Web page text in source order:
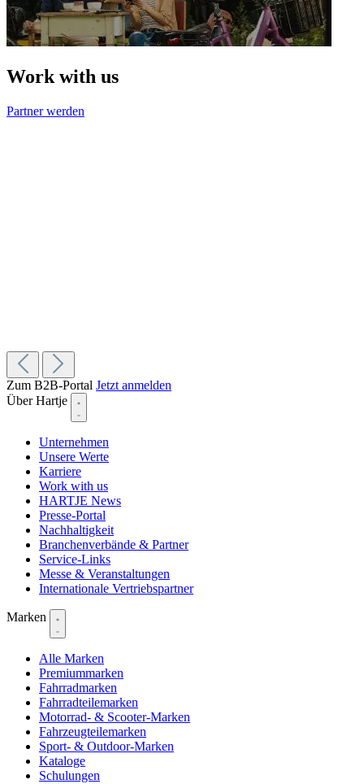
Work with us
Partner werden
Zum B2B-Portal Jetzt anmelden
Über Hartje
Unternehmen
Unsere Werte
Karriere
Work with us
HARTJE News
Presse-Portal
Nachhaltigkeit
Branchenverbände & Partner
Service-Links
Messe & Veranstaltungen
Internationale Vertriebspartner
Marken
Alle Marken
Premiummarken
Fahrradmarken
Fahrradteilemarken
Motorrad- & Scooter-Marken
Fahrzeugteilemarken
Sport- & Outdoor-Marken
Kataloge
Schulungen